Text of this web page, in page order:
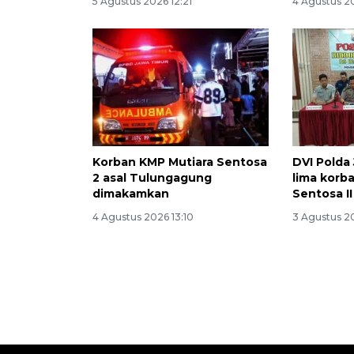
Korban KMP Mutiara Sentosa
2 asal Tulungagung
dimakamkan
4 Agustus 2026 13:10
DVI
lima
Sentosa II
3 Agustus